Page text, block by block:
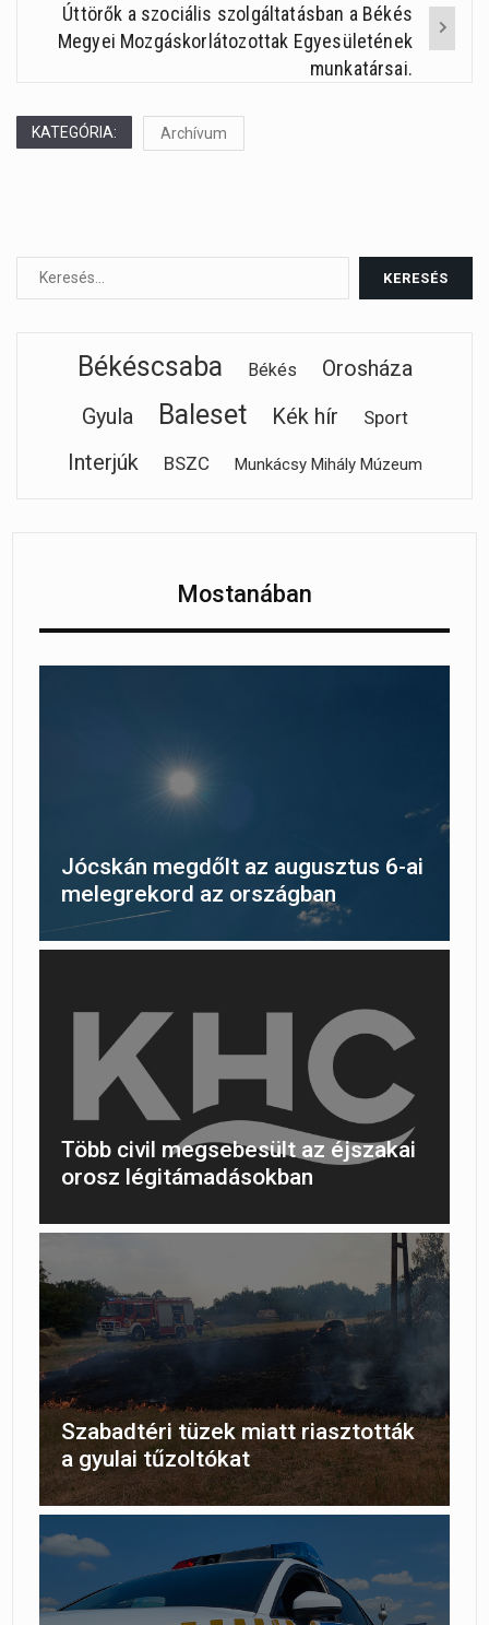
Úttörők a szociális szolgáltatásban a Békés
Megyei Mozgáskorlátozottak Egyesületének
munkatársai.
KATEGÓRIA: Archívum
Békéscsaba Békés
Orosháza
Gyula
Baleset Kék hír Sport
Interjúk BSZC Munkácsy Mihály Múzeum
Mostanában
Jócskán megdőlt az augusztus 6-ai
melegrekord az országban
Több civil megsebesült az éjszakai
orosz légitámadásokban
Szabadtéri tüzek miatt riasztották
a gyulai tűzoltókat